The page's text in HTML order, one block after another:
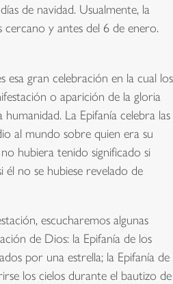
de navidad. Usualmente, la
y antes del 6 de enero.
esa gran celebración en la cual los
o aparición de la gloria
humanidad. La Epifanía celebra las
al mundo sobre quien era su
hubiera tenido significado si
él no se hubiese revelado de
escucharemos algunas
de Dios: la Epifanía de los
por una estrella; la Epifanía de
los cielos durante el bautizo de